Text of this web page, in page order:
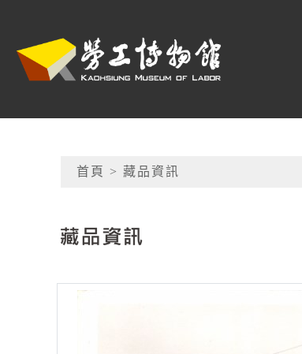
高雄市勞工博物館
網頁導覽
首頁 > 藏品資訊